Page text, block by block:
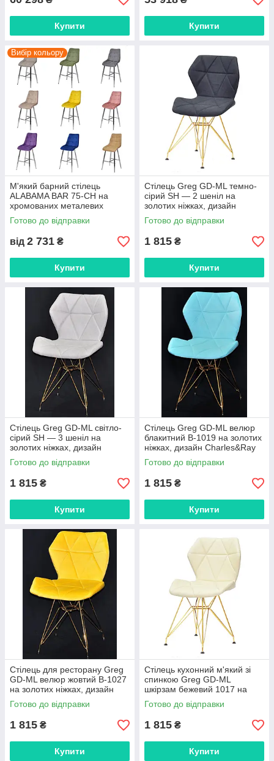
Купити Купити
Вибір кольору
М'який барний стілець
ALABAMA BAR 75-CH на
хромованих металевих
ніжках із підніжкою, висота
сидіння 75 см
Готово до відправки
від 2 731 ₴
Купити
Стілець Greg GD-ML темно-
сірий SH — 2 шеніл на
золотих ніжках, дизайн
Charles&Ray Eames
Готово до відправки
1 815 ₴
Купити
Стілець Greg GD-ML світло-
сірий SH — 3 шеніл на
золотих ніжках, дизайн
Charles&Ray Eames
Готово до відправки
1 815 ₴
Купити
Стілець Greg GD-ML велюр
блакитний B-1019 на золотих
ніжках, дизайн Charles&Ray
Eames
Готово до відправки
1 815 ₴
Купити
Стілець для ресторану Greg
GD-ML велюр жовтий B-1027
на золотих ніжках, дизайн
Charles&Ray Eames
Готово до відправки
1 815 ₴
Купити
Стілець кухонний м'який зі
спинкою Greg GD-ML
шкірзам бежевий 1017 на
золотих ніжках
Готово до відправки
1 815 ₴
Купити